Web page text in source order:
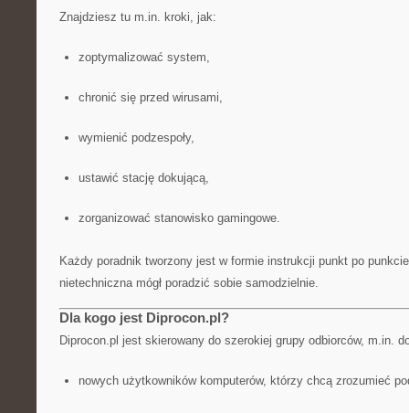
Znajdziesz tu m.in. kroki, jak:
zoptymalizować system,
chronić się przed wirusami,
wymienić podzespoły,
ustawić stację dokującą,
zorganizować stanowisko gamingowe.
Każdy poradnik tworzony jest w formie instrukcji punkt po
nietechniczna mógł poradzić sobie samodzielnie.
Dla kogo jest Diprocon.pl?
Diprocon.pl jest skierowany do szerokiej grupy odbiorców, m.in.
nowych użytkowników komputerów, którzy chcą zrozumieć